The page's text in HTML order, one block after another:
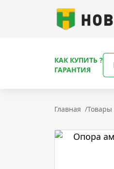
КАК КУПИТЬ ?
ГАРАНТИЯ
Главная /Товары